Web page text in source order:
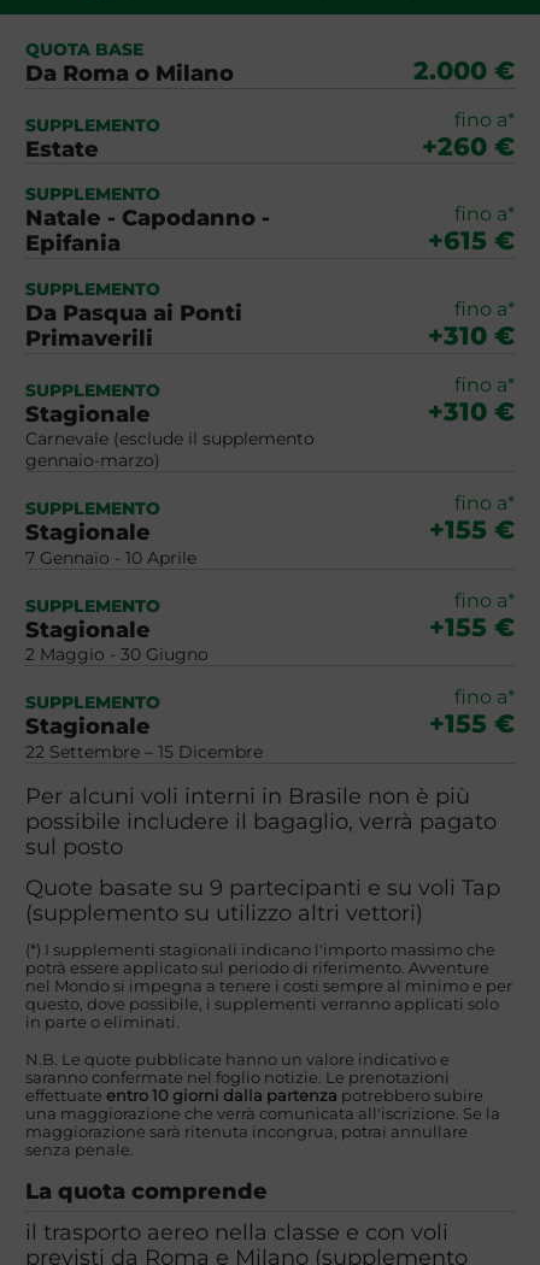
QUOTA BASE
Da Roma o Milano 2.000 €
SUPPLEMENTO
Estate
fino a*
+260 €
SUPPLEMENTO
Natale - Capodanno -
Epifania
fino a*
+615 €
SUPPLEMENTO
Da Pasqua ai Ponti
Primaverili
fino a*
+310 €
SUPPLEMENTO
Stagionale
Carnevale (esclude il supplemento
gennaio-marzo)
fino a*
+310 €
SUPPLEMENTO
Stagionale
7 Gennaio - 10 Aprile
fino a*
+155 €
SUPPLEMENTO
Stagionale
2 Maggio - 30 Giugno
fino a*
+155 €
SUPPLEMENTO
Stagionale
22 Settembre – 15 Dicembre
fino a*
+155 €
Per alcuni voli interni in Brasile non è più
possibile includere il bagaglio, verrà pagato
sul posto
Quote basate su 9 partecipanti e su voli Tap
(supplemento su utilizzo altri vettori)
(*) I supplementi stagionali indicano l'importo massimo che
potrà essere applicato sul periodo di riferimento. Avventure
nel Mondo si impegna a tenere i costi sempre al minimo e per
questo, dove possibile, i supplementi verranno applicati solo
in parte o eliminati.
N.B. Le quote pubblicate hanno un valore indicativo e
saranno confermate nel foglio notizie. Le prenotazioni
effettuate entro 10 giorni dalla partenza potrebbero subire
una maggiorazione che verrà comunicata all'iscrizione. Se la
maggiorazione sarà ritenuta incongrua, potrai annullare
senza penale.
La quota comprende
il trasporto aereo nella classe e con voli
previsti da Roma e Milano (supplemento